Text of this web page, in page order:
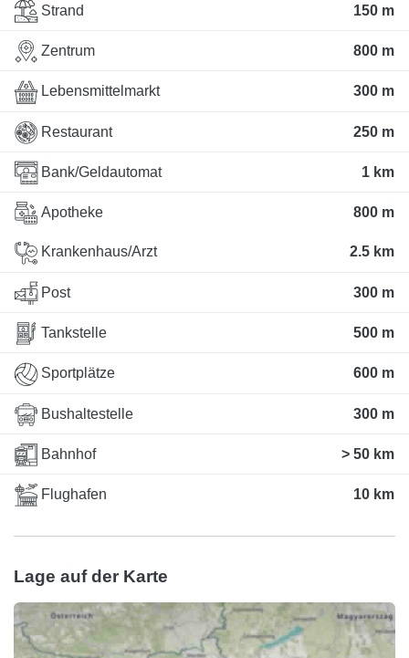
Strand 150 m
Zentrum 800 m
Lebensmittelmarkt 300 m
Restaurant 250 m
Bank/Geldautomat 1 km
Apotheke 800 m
Krankenhaus/Arzt 2.5 km
Post 300 m
Tankstelle 500 m
Sportplätze 600 m
Bushaltestelle 300 m
Bahnhof > 50 km
Flughafen 10 km
Lage auf der Karte